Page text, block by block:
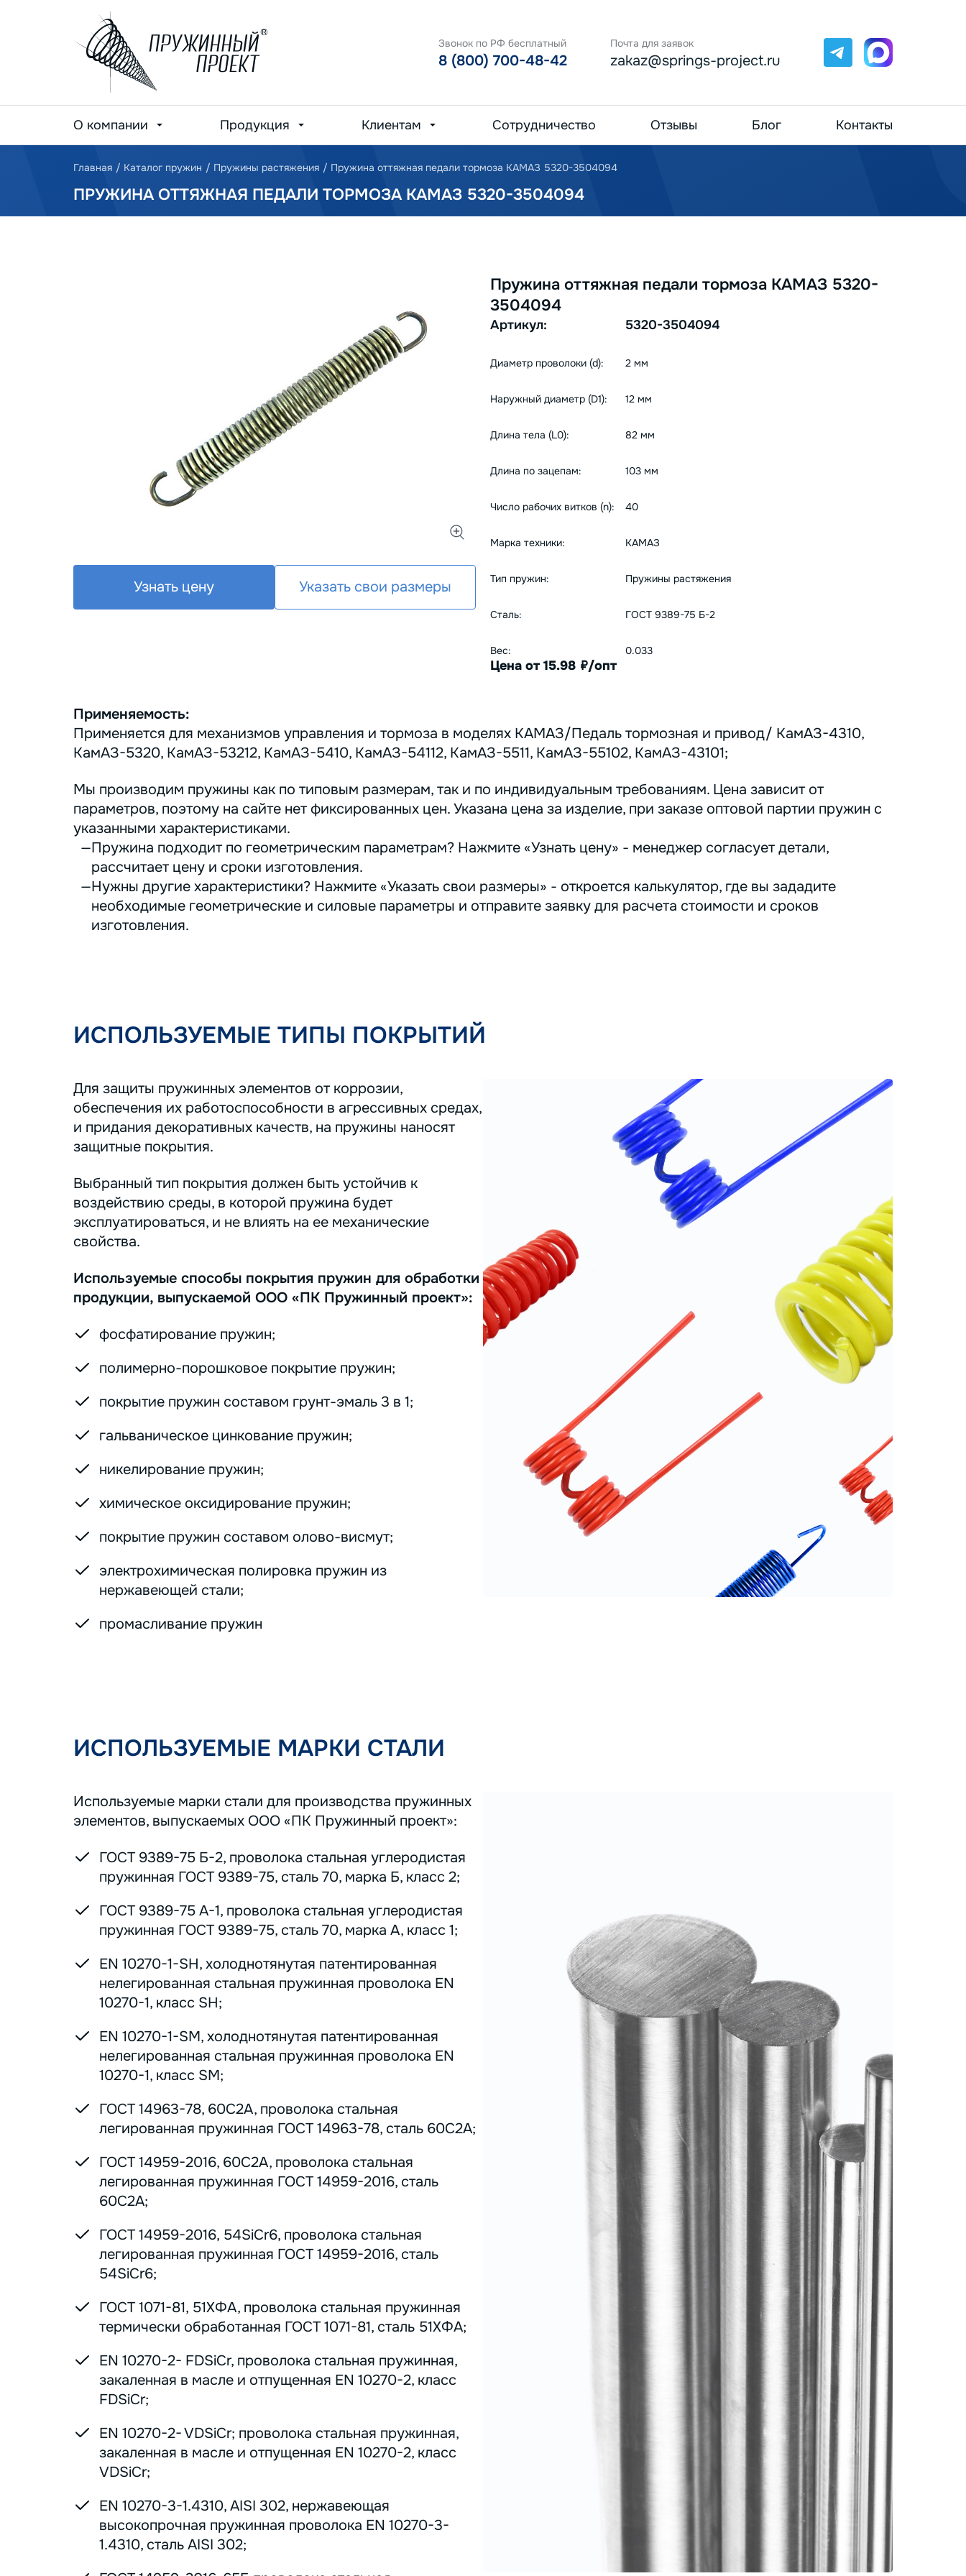
Звонок по РФ бесплатный
8 (800) 700-48-42
Почта для заявок
zakaz@springs-project.ru
Telegram
О компании Продукция Клиентам Сотрудничество Отзывы Блог Контакты
Главная / Каталог пружин / Пружины растяжения / Пружина оттяжная педали тормоза КАМАЗ 5320-3504094
ПРУЖИНА ОТТЯЖНАЯ ПЕДАЛИ ТОРМОЗА КАМАЗ 5320-3504094
Пружина оттяжная педали тормоза КАМАЗ 5320-
3504094
Артикул: 5320-3504094
Диаметр проволоки (d): 2 мм
Наружный диаметр (D1): 12 мм
Длина тела (L0): 82 мм
Длина по зацепам: 103 мм
Число рабочих витков (n): 40
Марка техники: КАМАЗ
Тип пружин: Пружины растяжения
Сталь: ГОСТ 9389-75 Б-2
Вес: 0.033
Цена от 15.98 руб./опт
Узнать цену Указать свои размеры
Применяемость:
Применяется для механизмов управления и тормоза в моделях КАМАЗ/Педаль тормозная и привод/ КамАЗ-4310,
КамАЗ-5320, КамАЗ-53212, КамАЗ-5410, КамАЗ-54112, КамАЗ-5511, КамАЗ-55102, КамАЗ-43101;
Мы производим пружины как по типовым размерам, так и по индивидуальным требованиям. Цена зависит от
параметров, поэтому на сайте нет фиксированных цен. Указана цена за изделие, при заказе оптовой партии пружин с
указанными характеристиками.
Пружина подходит по геометрическим параметрам? Нажмите «Узнать цену» - менеджер согласует детали,
рассчитает цену и сроки изготовления.
Нужны другие характеристики? Нажмите «Указать свои размеры» - откроется калькулятор, где вы зададите
необходимые геометрические и силовые параметры и отправите заявку для расчета стоимости и сроков
изготовления.
ИСПОЛЬЗУЕМЫЕ ТИПЫ ПОКРЫТИЙ
Для защиты пружинных элементов от коррозии,
обеспечения их работоспособности в агрессивных средах,
и придания декоративных качеств, на пружины наносят
защитные покрытия.
Выбранный тип покрытия должен быть устойчив к
воздействию среды, в которой пружина будет
эксплуатироваться, и не влиять на ее механические
свойства.
Используемые способы покрытия пружин для обработки
продукции, выпускаемой ООО «ПК Пружинный проект»:
фосфатирование пружин;
полимерно-порошковое покрытие пружин;
покрытие пружин составом грунт-эмаль 3 в 1;
гальваническое цинкование пружин;
никелирование пружин;
химическое оксидирование пружин;
покрытие пружин составом олово-висмут;
электрохимическая полировка пружин из
нержавеющей стали;
промасливание пружин
ИСПОЛЬЗУЕМЫЕ МАРКИ СТАЛИ
Используемые марки стали для производства пружинных
элементов, выпускаемых ООО «ПК Пружинный проект»:
ГОСТ 9389-75 Б-2, проволока стальная углеродистая
пружинная ГОСТ 9389-75, сталь 70, марка Б, класс 2;
ГОСТ 9389-75 А-1, проволока стальная углеродистая
пружинная ГОСТ 9389-75, сталь 70, марка А, класс 1;
EN 10270-1-SH, холоднотянутая патентированная
нелегированная стальная пружинная проволока EN
10270-1, класс SH;
EN 10270-1-SM, холоднотянутая патентированная
нелегированная стальная пружинная проволока EN
10270-1, класс SM;
ГОСТ 14963-78, 60С2А, проволока стальная
легированная пружинная ГОСТ 14963-78, сталь 60С2А;
ГОСТ 14959-2016, 60С2А, проволока стальная
легированная пружинная ГОСТ 14959-2016, сталь
60С2А;
ГОСТ 14959-2016, 54SiCr6, проволока стальная
легированная пружинная ГОСТ 14959-2016, сталь
54SiCr6;
ГОСТ 1071-81, 51ХФА, проволока стальная пружинная
термически обработанная ГОСТ 1071-81, сталь 51ХФА;
EN 10270-2- FDSiCr, проволока стальная пружинная,
закаленная в масле и отпущенная EN 10270-2, класс
FDSiCr;
EN 10270-2- VDSiCr; проволока стальная пружинная,
закаленная в масле и отпущенная EN 10270-2, класс
VDSiCr;
EN 10270-3-1.4310, AISI 302, нержавеющая
высокопрочная пружинная проволока EN 10270-3-
1.4310, сталь AISI 302;